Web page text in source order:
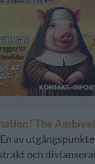
The
av
och